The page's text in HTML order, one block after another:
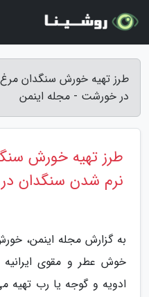
طرز تهیه خورش سنگدان
در خورشت - مجله اینمن
طرز تهیه خورش
نرم شدن سنگدان
به گزارش مجله اینمن،
خوش عطر و مقوی ایرانیه
ادویه و گوجه یا رب